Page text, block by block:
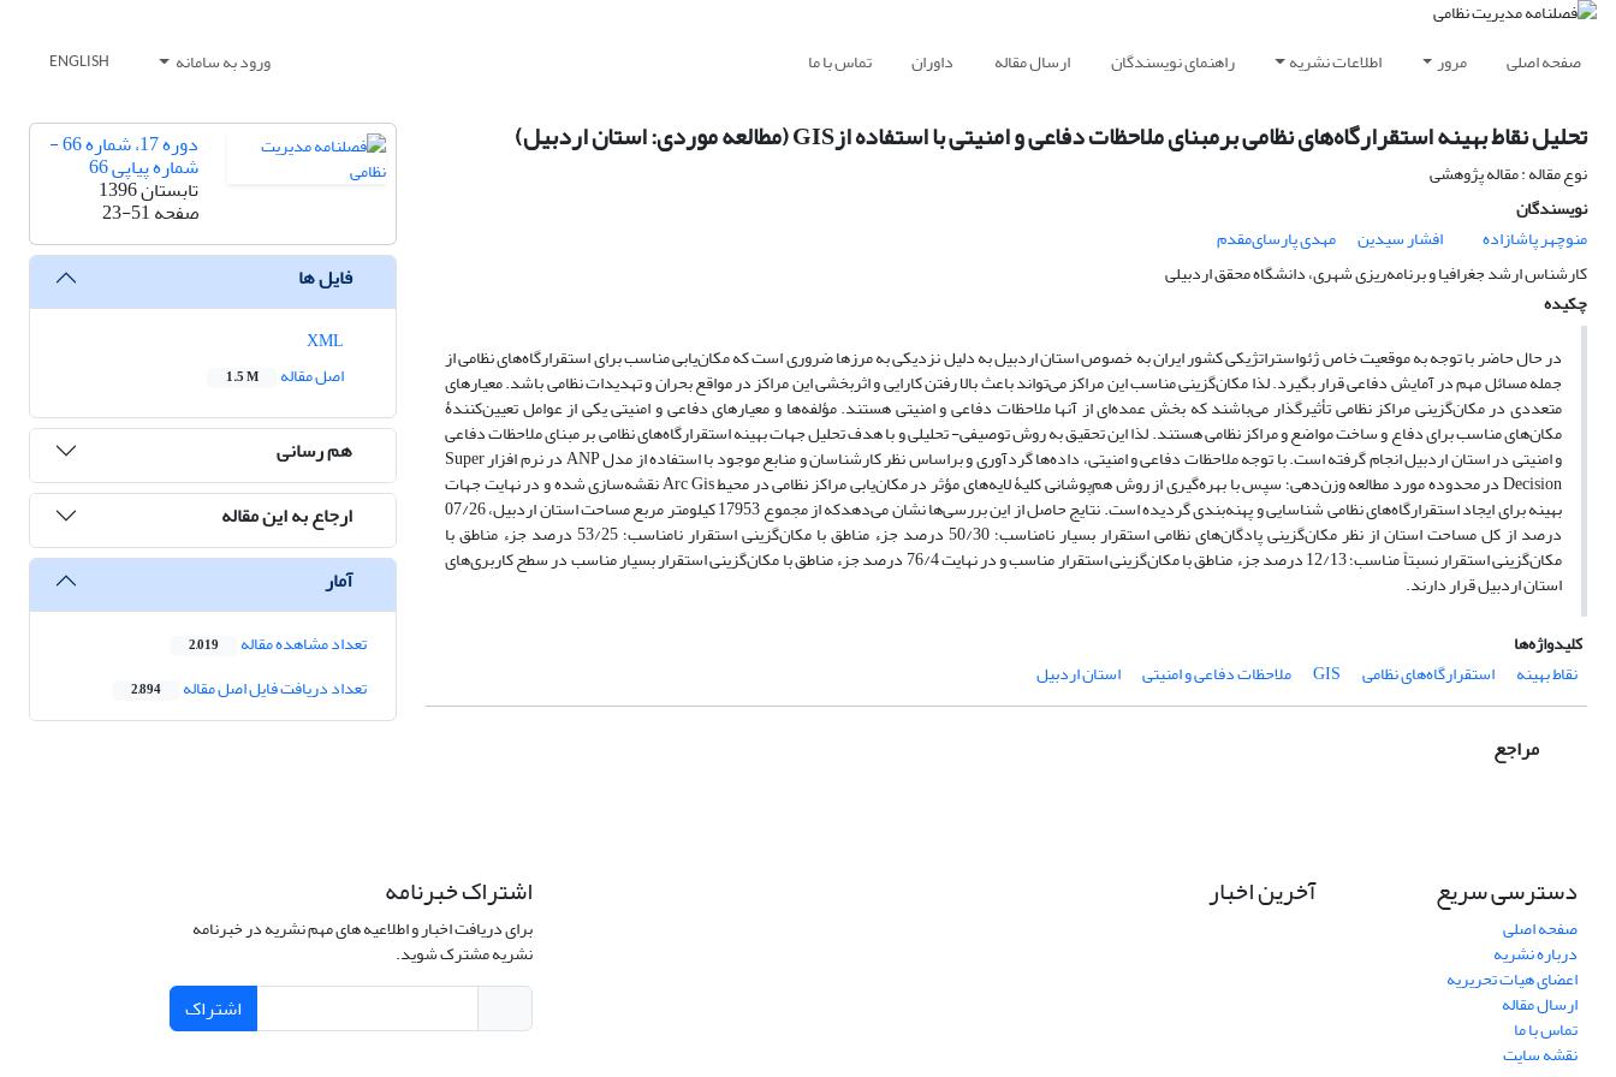
صفحه اصلی مرور اطلاعات نشریه راهنمای نویسندگان ارسال مقاله داوران تماس با ما ورود به سامانه ENGLISH
تحلیل نقاط بهینه استقرارگاه‌های نظامی برمبنای ملاحظات دفاعی و امنیتی با استفاده ازGIS (مطالعه موردی: استان اردبیل)
نوع مقاله : مقاله پژوهشی
نویسندگان
منوچهر پاشازاده
افشار سیدین
مهدی پارسای‌مقدم
کارشناس ارشد جغرافیا و برنامه‌ریزی شهری، دانشگاه محقق اردبیلی
چکیده
در حال حاضر با توجه به موقعیت خاص ژئواستراتژیکی کشور ایران به خصوص استان اردبیل به دلیل نزدیکی به مرزها ضروری است که مکان‌یابی مناسب برای استقرارگاه‌های نظامی از
جمله مسائل مهم در آمایش دفاعی قرار بگیرد. لذا مکان‌گزینی مناسب این مراکز می‌تواند باعث بالا رفتن کارایی و اثربخشی این مراکز در مواقع بحران و تهدیدات نظامی باشد. معیارهای
متعددی در مکان‌گزینی مراکز نظامی تأثیرگذار می‌باشند که بخش عمده‌ای از آنها ملاحظات دفاعی و امنیتی هستند. مؤلفه‌ها و معیارهای دفاعی‌ و امنیتی یکی از عوامل تعیین‌کنندۀ
مکان‌های مناسب برای دفاع و ساخت مواضع و مراکز نظامی هستند. لذا این تحقیق به روش توصیفی- تحلیلی و با هدف تحلیل جهات بهینه استقرارگاه‌های نظامی بر مبنای ملاحظات دفاعی
و امنیتی در استان اردبیل انجام گرفته است. با توجه ملاحظات دفاعی و امنیتی‌‌، داده‌ها گردآوری و براساس نظر کارشناسان و منابع موجود با استفاده از مدل ANP در نرم افزار Super
Decision در محدوده مورد مطالعه وزن‌دهی؛ سپس با بهره‌گیری از روش هم‌پوشانی کلیۀ لایه‌های مؤثر در مکان‌یابی مراکز نظامی در محیط Arc Gis نقشه‌سازی شده و در نهایت جهات
بهینه برای ایجاد استقرارگاه‌های نظامی شناسایی و پهنه‌بندی گردیده است. نتایج حاصل از این بررسی‌ها نشان می‌دهدکه از مجموع 17953 کیلومتر مربع مساحت استان اردبیل، 07/26
درصد از کل مساحت استان از نظر مکان‌گزینی پادگان‌های نظامی استقرار بسیار نامناسب؛ 50/30 درصد جزء مناطق با مکان‌گزینی استقرار نامناسب؛ 53/25 درصد جزء مناطق با
مکان‌گزینی استقرار نسبتاً مناسب؛ 12/13 درصد جزء مناطق با مکان‌گزینی استقرار مناسب و در نهایت 76/4 درصد جزء مناطق با مکان‌گزینی استقرار بسیار مناسب در سطح کاربری‌های
استان اردبیل قرار دارند.
کلیدواژه‌ها
نقاط بهینه
استقرارگاه‌های نظامی GIS ملاحظات دفاعی و امنیتی استان اردبیل
مراجع
دوره 17، شماره 66 -
شماره پیاپی 66
تابستان 1396
صفحه23-51
فایل ها
اصل مقاله
1.5 M
هم رسانی
ارجاع به این مقاله
آمار
تعداد مشاهده مقاله 2,019
تعداد دریافت فایل اصل مقاله 2,894
دسترسی سریع
صفحه اصلی
درباره نشریه
اعضای هیات تحریریه
ارسال مقاله
تماس با ما
نقشه سایت
آخرین اخبار اشتراک خبرنامه
برای دریافت اخبار و اطلاعیه های مهم نشریه در خبرنامه
نشریه مشترک شوید.
اشتراک